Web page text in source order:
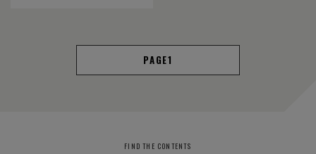
1
FIND THE CONTENTS